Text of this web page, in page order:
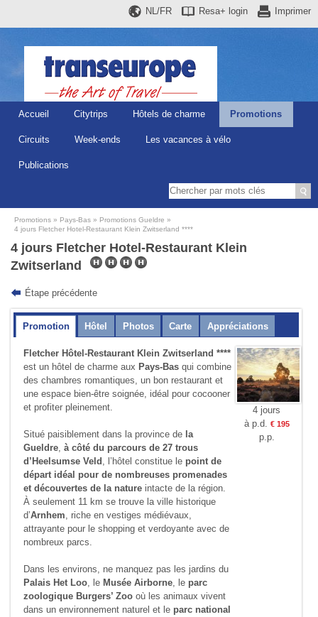
Imprimer
Resa+ login
NL/FR
Accueil Citytrips Hôtels de charme Promotions
Circuits Week-ends Les vacances à vélo
Publications
Promotions Pays-Bas
Promotions Gueldre
4 jours Fletcher Hotel-Restaurant Klein Zwitserland ****
4 jours Fletcher Hotel-Restaurant Klein
Zwitserland
Étape précédente
Promotion Hôtel Photos Carte Appréciations
Fletcher Hôtel-Restaurant Klein Zwitserland ****
est un hôtel de charme aux Pays-Bas qui combine
des chambres romantiques, un bon restaurant et
une espace bien-être soignée, idéal pour cocooner
et profiter pleinement.
Situé paisiblement dans la province de la
Gueldre,à côté du parcours de 27 trous
d’Heelsumse Veld , l’hôtel constitue le point de
départ idéal pour de nombreuses promenades
et découvertes de la nature intacte de la région.
À seulement 11 km se trouve la ville historique
d’Arnhem, riche en vestiges médiévaux,
attrayante pour le shopping et verdoyante avec de
nombreux parcs.
Dans les environs, ne manquez pas les jardins du
Palais Het Loo, le Musée Airborne, le parc
zoologique Burgers’ Zoo où les animaux vivent
dans un environnement naturel et le parc national
4 jours
à p.d.
€ 195
p.p.